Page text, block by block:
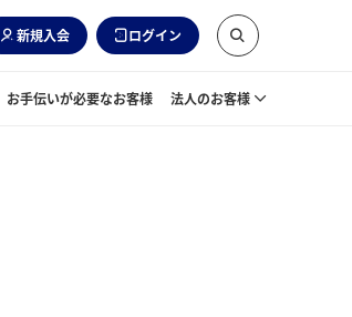
新規入会 ログイン
お手伝いが必要なお客様 法人のお客様